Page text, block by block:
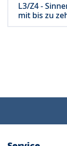
L3/Z4 -
mit bis zu